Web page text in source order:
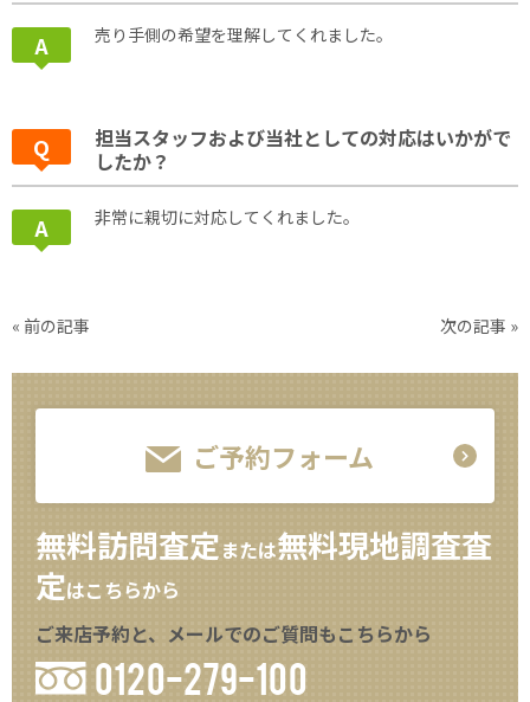
売り手側の希望を理解してくれました。
担当スタッフおよび当社としての対応はいかがで
したか？
非常に親切に対応してくれました。
« 前の記事 次の記事 »
ご予約フォーム
無料訪問査定または無料現地調査査
定はこちらから
ご来店予約と、メールでのご質問もこちらから
0120-279-100